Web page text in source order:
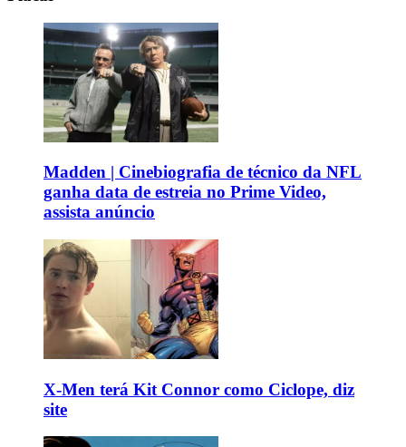
Madden | Cinebiografia de técnico da NFL
ganha data de estreia no Prime Video,
assista anúncio
X-Men terá Kit Connor como Ciclope, diz
site